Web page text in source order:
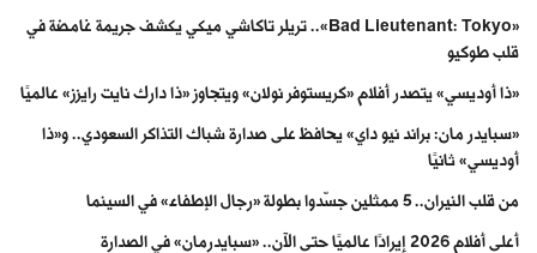
«Bad Lieutenant: Tokyo».. تريلر تاكاشي ميكي يكشف جريمة غامضة في
قلب طوكيو
«ذا أوديسي» يتصدر أفلام «كريستوفر نولان» ويتجاوز «ذا دارك نايت رايزز» عالميًا
«سبايدر مان: براند نيو داي» يحافظ على صدارة شباك التذاكر السعودي.. و«ذا
أوديسي» ثانيًا
من قلب النيران.. 5 ممثلين جسّدوا بطولة «رجال الإطفاء» في السينما
أعلى أفلام 2026 إيرادًا عالميًا حتى الآن.. «سبايدرمان» في الصدارة